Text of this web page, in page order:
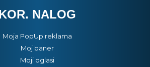
NALOG
Moja PopUp reklama
Moj baner
Moji oglasi